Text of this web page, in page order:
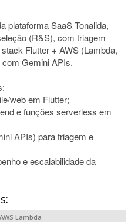
plataforma SaaS Tonalida,
(R&S), com triagem
Flutter + AWS (Lambda,
Gemini APIs.
web em Flutter;
e funções serverless em
APIs) para triagem e
e escalabilidade da
Lambda